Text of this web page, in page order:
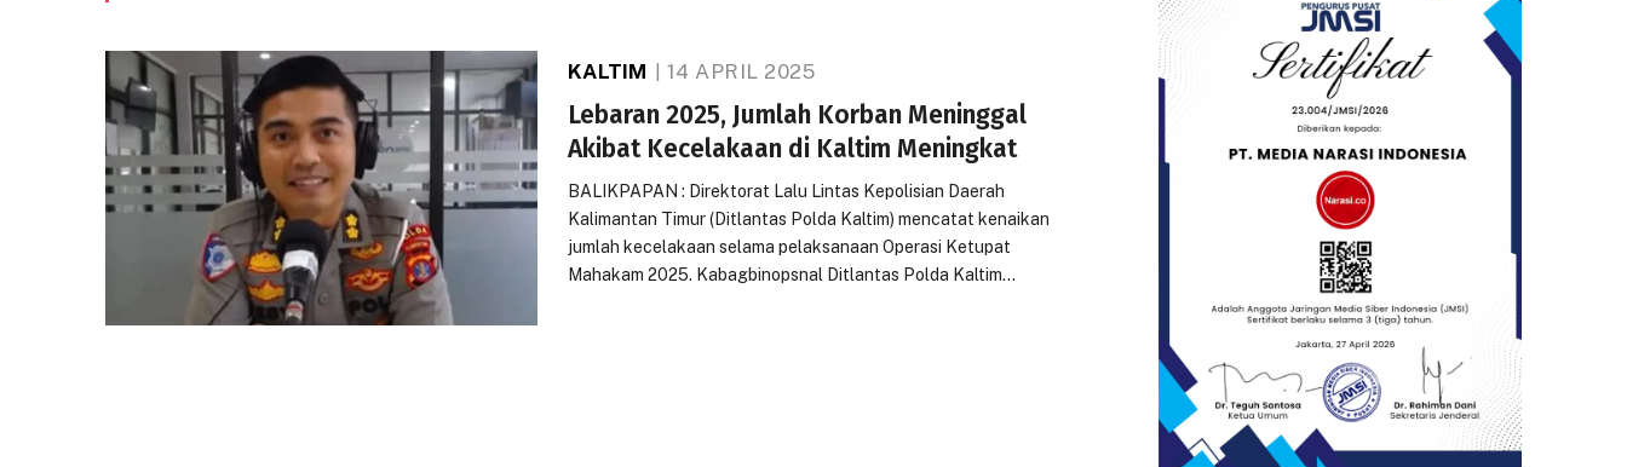
KALTIM 14 APRIL 2025
Lebaran 2025, Jumlah Korban Meninggal
Akibat Kecelakaan di Kaltim Meningkat
BALIKPAPAN : Direktorat Lalu Lintas Kepolisian Daerah
Kalimantan Timur (Ditlantas Polda Kaltim) mencatat kenaikan
jumlah kecelakaan selama pelaksanaan Operasi Ketupat
Mahakam 2025. Kabagbinopsnal Ditlantas Polda Kaltim…